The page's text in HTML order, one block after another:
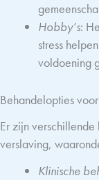
Hobby’s:
stress
voldoening
Behandelopties
Er zijn
verslaving,
Klinische